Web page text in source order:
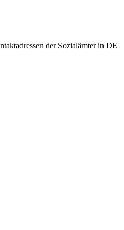
der Sozialämter in DE